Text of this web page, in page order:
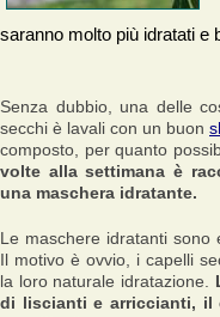
saranno molto più idratati e
Senza dubbio, una delle
secchi è lavali con un buon
composto, per quanto
volte alla settimana è
una maschera idratante.
Le maschere idratanti sono
Il motivo è ovvio, i capelli
la loro naturale idratazione.
di liscianti e arriccianti, il